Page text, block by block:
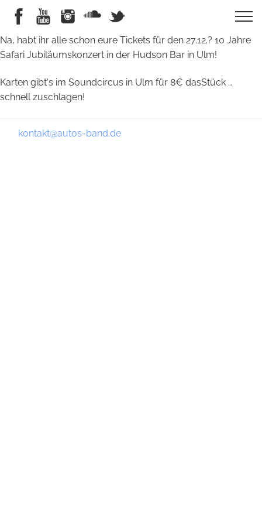
Na, habt ihr alle schon eure Tickets für den 27.12.? 10 Jahre
Safari Jubiläumskonzert in der Hudson Bar in Ulm!
Karten gibt‘s im Soundcircus in Ulm für 8€ dasStück …
schnell zuschlagen!
kontakt@autos-band.de